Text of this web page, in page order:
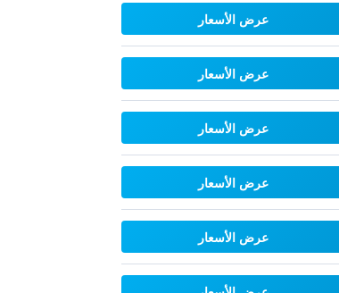
عرض الأسعار
عرض الأسعار
عرض الأسعار
عرض الأسعار
عرض الأسعار